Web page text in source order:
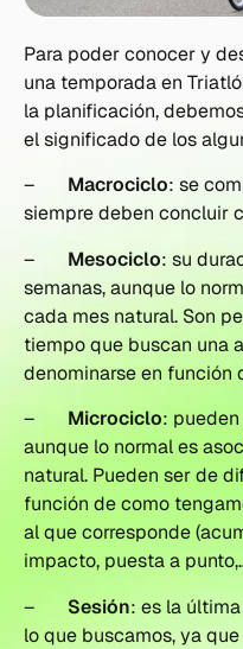
Para poder conocer y
una temporada en
la planificación,
el significado de los
– Macrociclo: se
siempre deben concluir
– Mesociclo: su
semanas, aunque lo
cada mes natural. Son
tiempo que buscan una
denominarse en función
– Microciclo:
aunque lo normal es
natural. Pueden ser de
función de como
al que corresponde
impacto, puesta a
– Sesión: es la
lo que buscamos, ya